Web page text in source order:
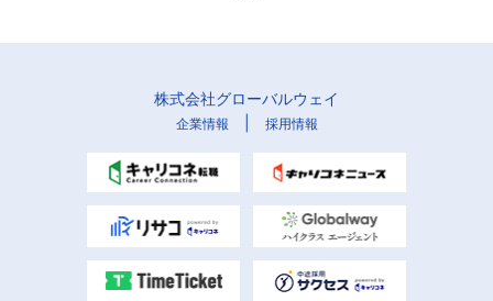
株式会社グローバルウェイ
企業情報 採用情報